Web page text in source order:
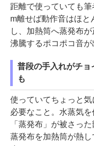
距離で使っていても
m離せば動作音はほと
し、加熱筒へ蒸発布
沸騰するポコポコ音が
普段の手入れがチョ
も
使っていてちょっと
必要なこと。水蒸気
「蒸発布」が被さっ
蒸発布を加熱筒が熱